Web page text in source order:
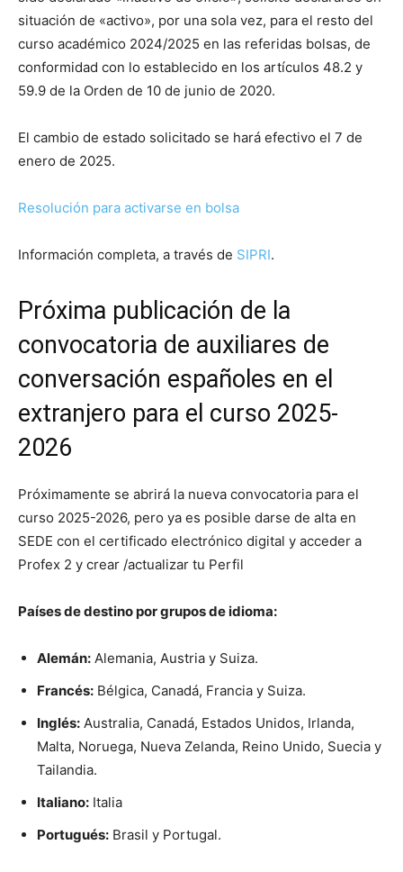
situación de «activo», por una sola vez, para el resto del
curso académico 2024/2025 en las referidas bolsas, de
conformidad con lo establecido en los artículos 48.2 y
59.9 de la Orden de 10 de junio de 2020.
El cambio de estado solicitado se hará efectivo el 7 de
enero de 2025.
Resolución para activarse en bolsa
Información completa, a través de SIPRI.
Próxima publicación de la
convocatoria de auxiliares de
conversación españoles en el
extranjero para el curso 2025-
2026
Próximamente se abrirá la nueva convocatoria para el
curso 2025-2026, pero ya es posible darse de alta en
SEDE con el certificado electrónico digital y acceder a
Profex 2 y crear /actualizar tu Perfil
Países de destino por grupos de idioma:
Alemán: Alemania, Austria y Suiza.
Francés: Bélgica, Canadá, Francia y Suiza.
Inglés: Australia, Canadá, Estados Unidos, Irlanda,
Malta, Noruega, Nueva Zelanda, Reino Unido, Suecia y
Tailandia.
Italiano: Italia
Portugués: Brasil y Portugal.